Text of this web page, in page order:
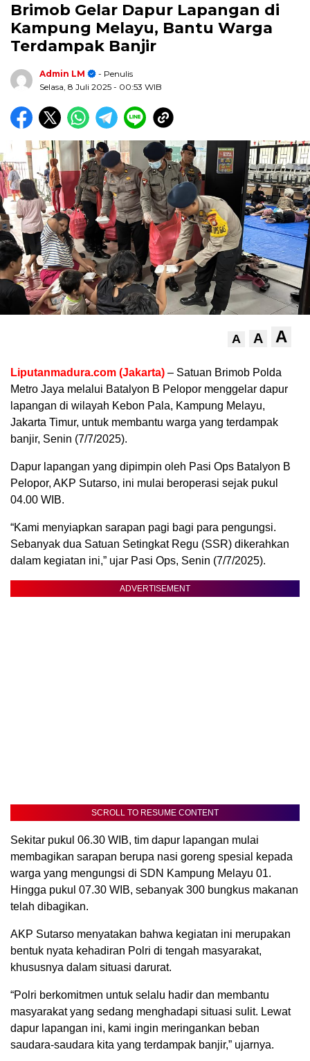
Brimob Gelar Dapur Lapangan di
Kampung Melayu, Bantu Warga
Terdampak Banjir
Admin LM
- Penulis
Selasa, 8 Juli 2025 - 00:53 WIB
A A A
Liputanmadura.com (Jakarta) – Satuan Brimob Polda
Metro Jaya melalui Batalyon B Pelopor menggelar dapur
lapangan di wilayah Kebon Pala, Kampung Melayu,
Jakarta Timur, untuk membantu warga yang terdampak
banjir, Senin (7/7/2025).
Dapur lapangan yang dipimpin oleh Pasi Ops Batalyon B
Pelopor, AKP Sutarso, ini mulai beroperasi sejak pukul
04.00 WIB.
“Kami menyiapkan sarapan pagi bagi para pengungsi.
Sebanyak dua Satuan Setingkat Regu (SSR) dikerahkan
dalam kegiatan ini,” ujar Pasi Ops, Senin (7/7/2025).
ADVERTISEMENT
SCROLL TO RESUME CONTENT
Sekitar pukul 06.30 WIB, tim dapur lapangan mulai
membagikan sarapan berupa nasi goreng spesial kepada
warga yang mengungsi di SDN Kampung Melayu 01.
Hingga pukul 07.30 WIB, sebanyak 300 bungkus makanan
telah dibagikan.
AKP Sutarso menyatakan bahwa kegiatan ini merupakan
bentuk nyata kehadiran Polri di tengah masyarakat,
khususnya dalam situasi darurat.
“Polri berkomitmen untuk selalu hadir dan membantu
masyarakat yang sedang menghadapi situasi sulit. Lewat
dapur lapangan ini, kami ingin meringankan beban
saudara-saudara kita yang terdampak banjir,” ujarnya.